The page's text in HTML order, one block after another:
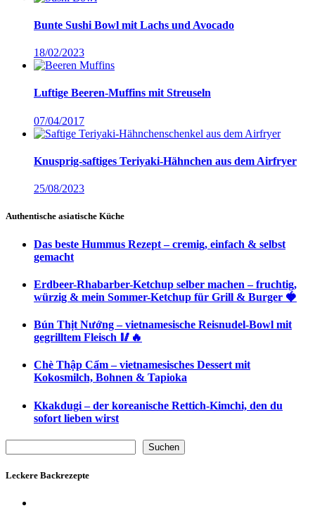
Bunte Sushi Bowl mit Lachs und Avocado
18/02/2023
Luftige Beeren-Muffins mit Streuseln
07/04/2017
Knusprig-saftiges Teriyaki-Hähnchen aus dem Airfryer
25/08/2023
Authentische asiatische Küche
Das beste Hummus Rezept – cremig, einfach & selbst
gemacht
Erdbeer-Rhabarber-Ketchup selber machen – fruchtig,
würzig & mein Sommer-Ketchup für Grill & Burger 🍓
Bún Thịt Nướng – vietnamesische Reisnudel-Bowl mit
gegrilltem Fleisch 🥢🔥
Chè Thập Cẩm – vietnamesisches Dessert mit
Kokosmilch, Bohnen & Tapioka
Kkakdugi – der koreanische Rettich-Kimchi, den du
sofort lieben wirst
Suchen
Leckere Backrezepte